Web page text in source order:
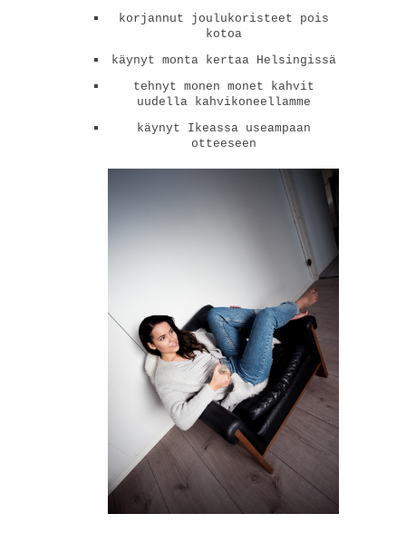
korjannut joulukoristeet pois
kotoa
käynyt monta kertaa Helsingissä
tehnyt monen monet kahvit
uudella kahvikoneellamme
käynyt Ikeassa useampaan
otteeseen